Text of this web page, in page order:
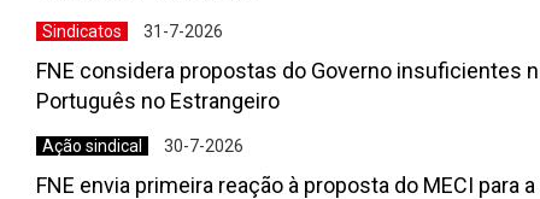
Sindicatos 31-7-2026
FNE considera propostas do Governo insuficientes
Português no Estrangeiro
Ação sindical 30-7-2026
FNE envia primeira reação à proposta do MECI para